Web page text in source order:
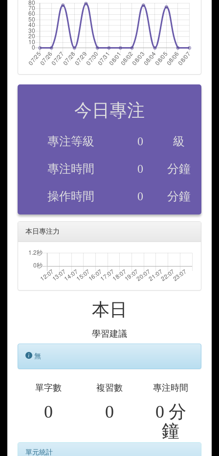
今日專注
專注等級 0 級
專注時間 0 分鐘
操作時間 0 分鐘
本日專注力
本日
學習建議
無
單字數
0
複習數
0
專注時間
0 分
鐘
單元統計